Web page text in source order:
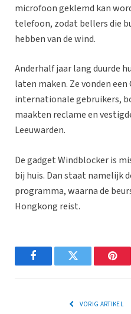
microfoon geklemd kan
telefoon, zodat bellers die
hebben van de wind.
Anderhalf jaar lang duurde
laten maken. Ze vonden een
internationale gebruikers,
maakten reclame en
Leeuwarden.
De gadget Windblocker is
bij huis. Dan staat namelijk
programma, waarna de
Hongkong reist.
FacebookTwitter
VORIG ARTIKEL